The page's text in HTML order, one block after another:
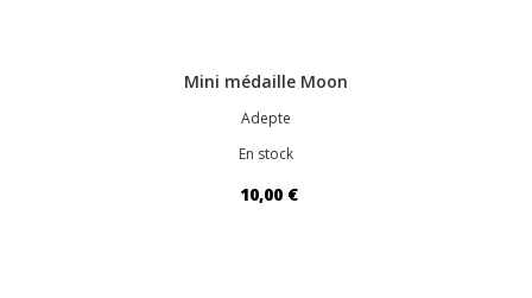
Mini médaille Moon
Adepte
En stock
10,00 €